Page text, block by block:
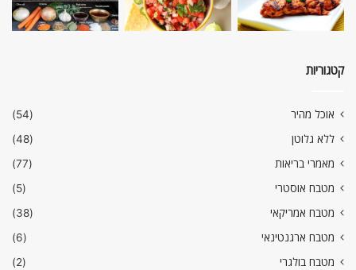
קטגוריות
אוכל מהיר
(54)
ללא גלוטן
(48)
מאמרי בריאות
(77)
מטבח אוסטרי
(5)
מטבח אמריקאי
(38)
מטבח ארגנטינאי
(6)
מטבח בולגרי
(2)